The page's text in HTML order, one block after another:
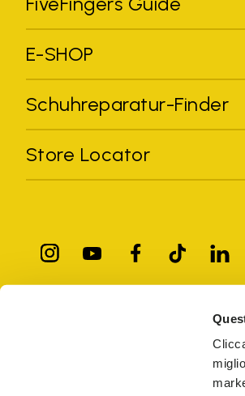
E-SHOP
Schuhreparatur-Finder
Store Locator
Alle erwähnten Marken gehören ihren
eingetragene Marken anderer
Nur Artikel, die über die offizielle
Krijn Taconiskade